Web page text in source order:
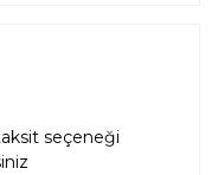
seçeneği